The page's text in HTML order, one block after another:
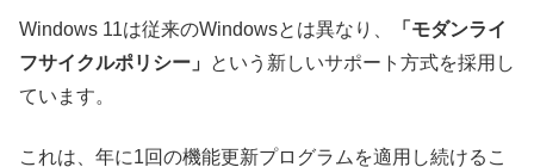
Windows 11は従来のWindowsとは異なり、
「モダンライ
フサイクルポリシー」
という新しいサポート方式を採用し
ています。
これは、年に1回の機能更新プログラムを適用し続けるこ